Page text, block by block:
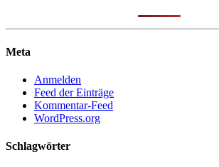
Meta
Anmelden
Feed der Einträge
Kommentar-Feed
WordPress.org
Schlagwörter